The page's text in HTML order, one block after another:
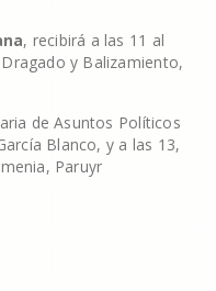
, recibirá a las 11 al
y Balizamiento,
de Asuntos Políticos
Blanco, y a las 13,
Paruyr